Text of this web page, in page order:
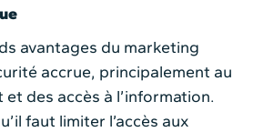
avantages du marketing
accrue, principalement au
des accès à l’information.
faut limiter l’accès aux